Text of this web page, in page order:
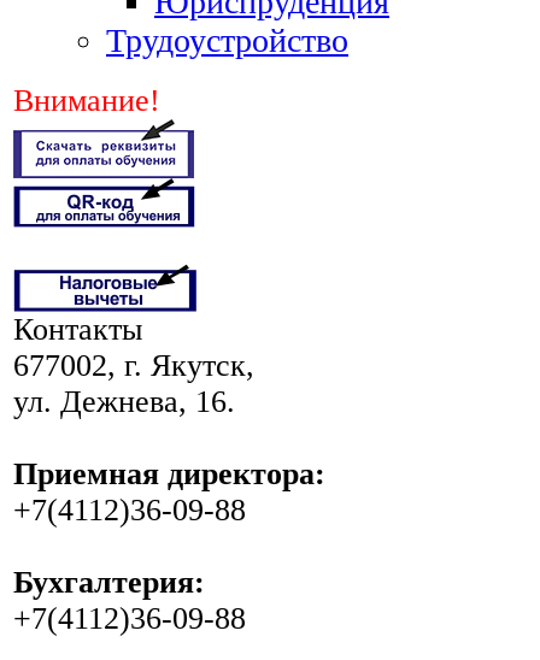
Трудоустройство
Внимание!
Контакты
677002, г. Якутск,
ул. Дежнева, 16.
Приемная директора:
+7(4112)36-09-88
Бухгалтерия:
+7(4112)36-09-88